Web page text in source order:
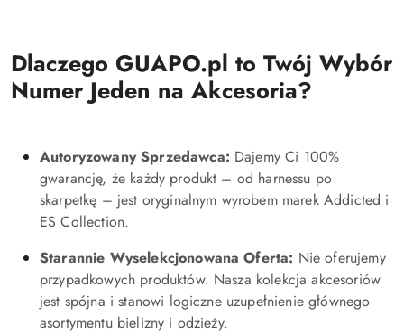
Dlaczego GUAPO.pl to Twój Wybór
Numer Jeden na Akcesoria?
Autoryzowany Sprzedawca: Dajemy Ci 100%
gwarancję, że każdy produkt – od harnessu po
skarpetkę – jest oryginalnym wyrobem marek Addicted i
ES Collection.
Starannie Wyselekcjonowana Oferta: Nie oferujemy
przypadkowych produktów. Nasza kolekcja akcesoriów
jest spójna i stanowi logiczne uzupełnienie głównego
asortymentu bielizny i odzieży.